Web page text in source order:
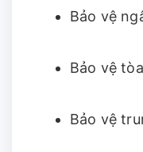
Bảo vệ
Bảo vệ
Bảo vệ